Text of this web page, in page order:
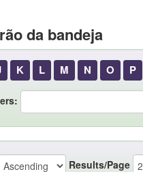
da bandeja
K L M N O P
Results/Page